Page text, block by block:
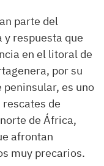
parte del
respuesta que
en el litoral de
por su
es uno
rescates de
de África,
afrontan
muy precarios.